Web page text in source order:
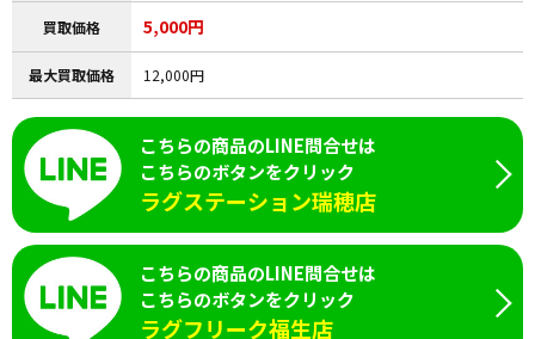
買取価格 5,000円
最大買取価格 12,000円
こちらの商品のLINE問合せは
こちらのボタンをクリック
ラグステーション瑞穂店
こちらの商品のLINE問合せは
こちらのボタンをクリック
ラグフリーク福生店